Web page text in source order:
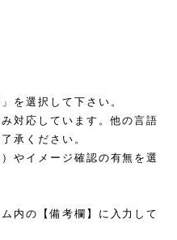
を選択して下さい。
対応しています。他の言語
承ください。
やイメージ確認の有無を選
内の【備考欄】に入力して